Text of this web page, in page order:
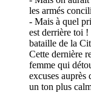
les armés
- Mais à quel
est derrière toi
bataille de la
Cette dernière
femme qui
excuses auprès
un ton plus